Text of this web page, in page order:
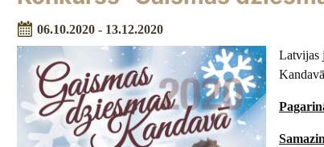
06.10.2020 - 13.12.2020
Latvijas